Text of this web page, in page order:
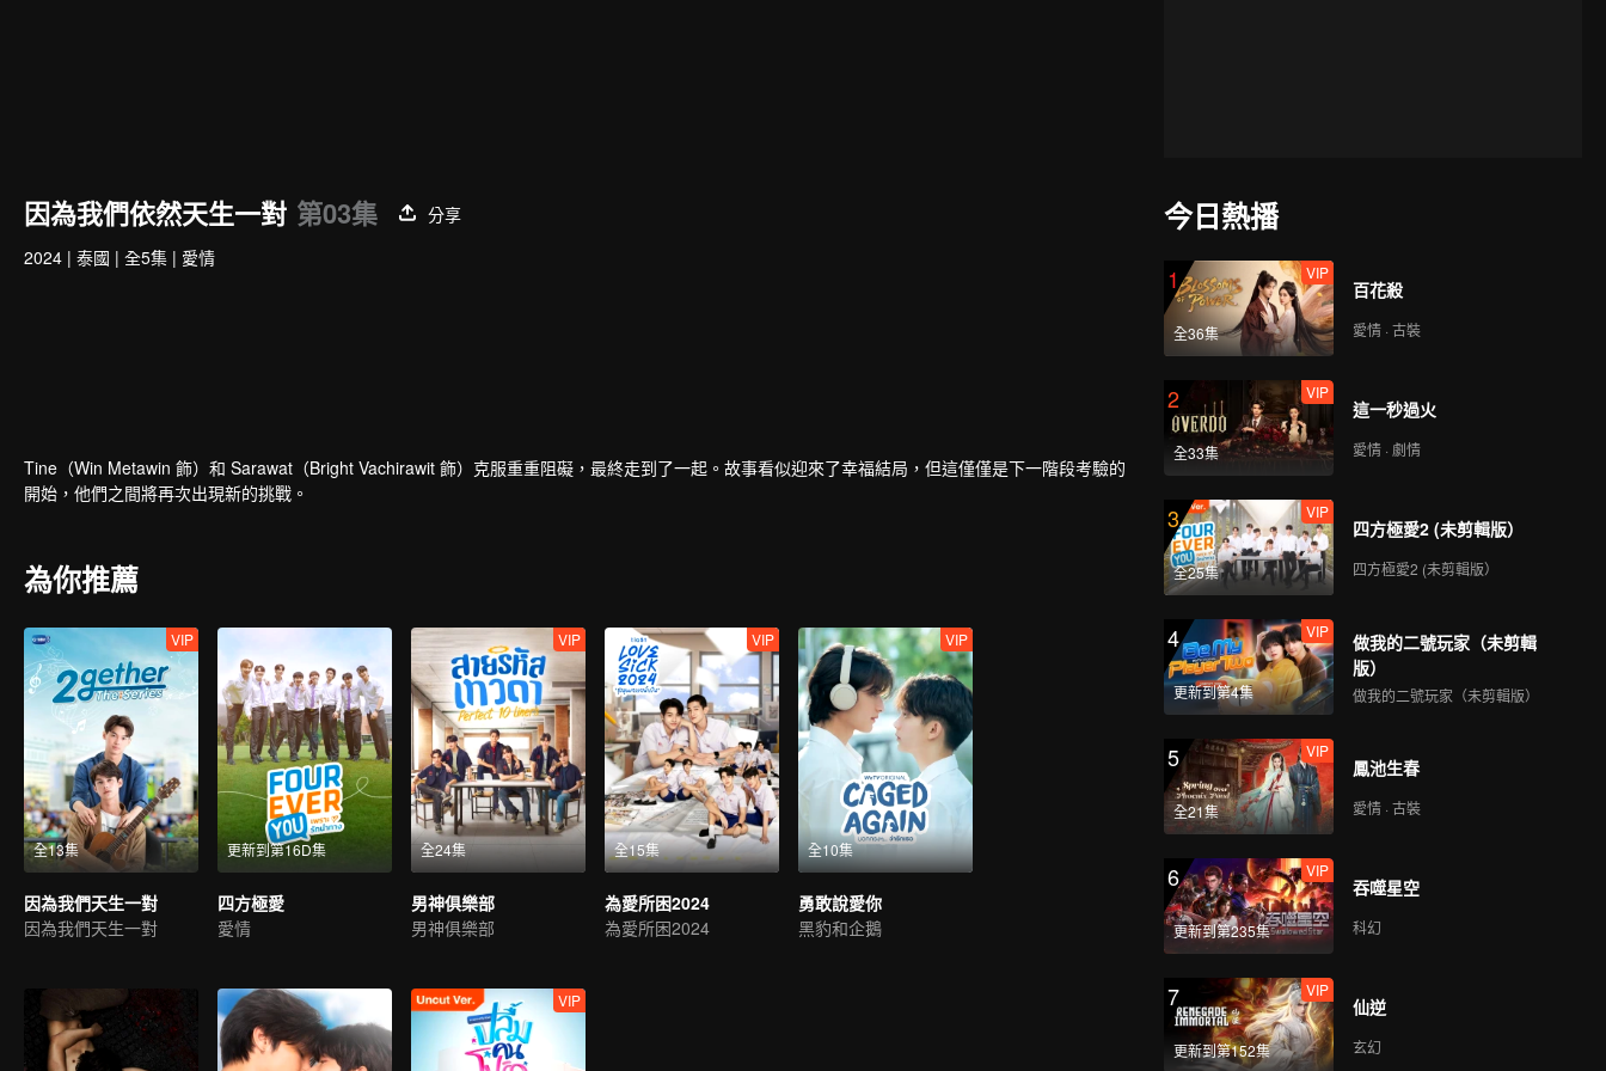
因為我們依然天生一對 第03集
分享
2024 | 泰國 | 全5集 | 愛情
Tine（Win Metawin 飾）和 Sarawat（Bright Vachirawit 飾）克服重重阻礙，最終走到了一起。故事看似迎來了幸福結局，但這僅僅是下一階段考驗的
開始，他們之間將再次出現新的挑戰。
為你推薦
全13集
VIP
因為我們天生一對
因為我們天生一對
更新到第16D集
四方極愛
愛情
全24集
VIP
男神俱樂部
男神俱樂部
全15集
VIP
為愛所困2024
為愛所困2024
全10集
VIP
勇敢說愛你
黑豹和企鵝
VIP
今日熱播
1
全36集
VIP
百花殺
愛情 · 古裝
2
全33集
VIP
這一秒過火
愛情 · 劇情
3
全25集
VIP
四方極愛2 (未剪輯版）
四方極愛2 (未剪輯版）
4
更新到第4集
VIP
做我的二號玩家（未剪輯
版）
做我的二號玩家（未剪輯版）
5
全21集
VIP
鳳池生春
愛情 · 古裝
6
更新到第235集
VIP
吞噬星空
科幻
7
更新到第152集
VIP
仙逆
玄幻